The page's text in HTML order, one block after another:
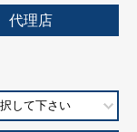
代理店
して下さい